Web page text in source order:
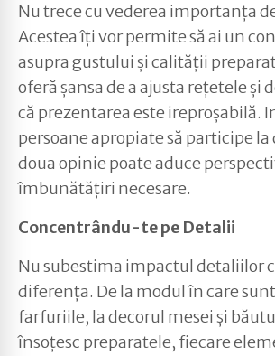
Nu trece cu vederea importanța
Acestea îți vor permite să ai un
asupra gustului și calității
oferă șansa de a ajusta rețetele și
că prezentarea este ireproșabilă.
persoane apropiate să participe la
doua opinie poate aduce
îmbunătățiri necesare.
Concentrându-te pe Detalii
Nu subestima impactul detaliilor
diferența. De la modul în care
farfuriile, la decorul mesei și
însoțesc preparatele, fiecare